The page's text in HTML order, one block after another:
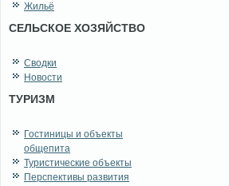
Жильё
СЕЛЬСКОЕ ХОЗЯЙСТВО
Сводки
Новости
ТУРИЗМ
Гостиницы и объекты
общепита
Туристические объекты
Перспективы развития